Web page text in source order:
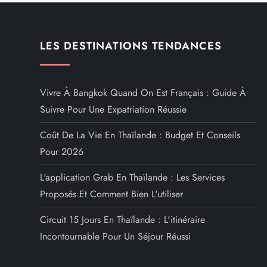
LES DESTINATIONS TENDANCES
Vivre À Bangkok Quand On Est Français : Guide À
Suivre Pour Une Expatriation Réussie
Coût De La Vie En Thaïlande : Budget Et Conseils
Pour 2026
L'application Grab En Thaïlande : Les Services
Proposés Et Comment Bien L'utiliser
Circuit 15 Jours En Thaïlande : L'itinéraire
Incontournable Pour Un Séjour Réussi